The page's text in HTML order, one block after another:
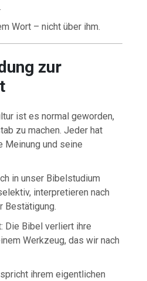
Wort – nicht über ihm.
zur
ist es normal geworden,
zu machen. Jeder hat
Meinung und seine
in unser Bibelstudium
interpretieren nach
Bestätigung.
Die Bibel verliert ihre
Werkzeug, das wir nach
ihrem eigentlichen